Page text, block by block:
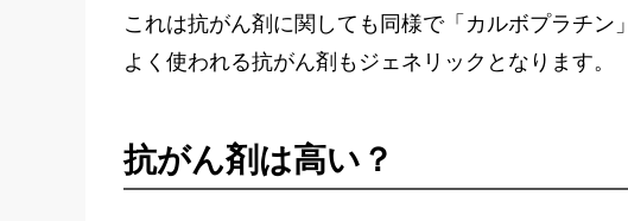
これは抗がん剤に関しても同様で「カルボプラチ
よく使われる抗がん剤もジェネリックとなります。
抗がん剤は高い？